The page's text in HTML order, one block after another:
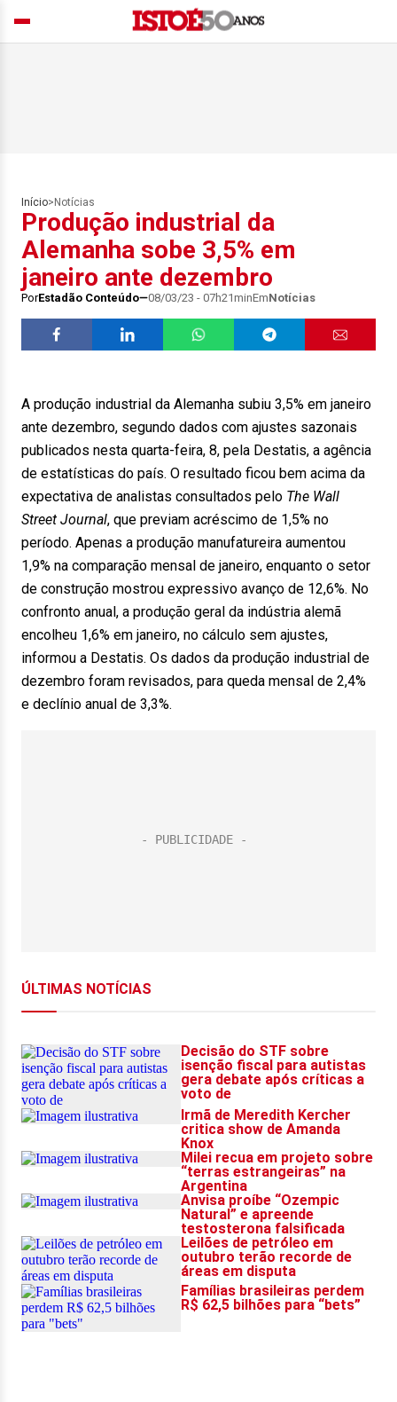
Início> Notícias
Produção industrial da
Alemanha sobe 3,5% em
janeiro ante dezembro
PorEstadão Conteúdo 08/03/23 - 07h21minEmNotícias
A produção industrial da Alemanha subiu 3,5% em janeiro
ante dezembro, segundo dados com ajustes sazonais
publicados nesta quarta-feira, 8, pela Destatis, a agência
de estatísticas do país. O resultado ficou bem acima da
expectativa de analistas consultados pelo The Wall
Street Journal, que previam acréscimo de 1,5% no
período. Apenas a produção manufatureira aumentou
1,9% na comparação mensal de janeiro, enquanto o setor
de construção mostrou expressivo avanço de 12,6%. No
confronto anual, a produção geral da indústria alemã
encolheu 1,6% em janeiro, no cálculo sem ajustes,
informou a Destatis. Os dados da produção industrial de
dezembro foram revisados, para queda mensal de 2,4%
e declínio anual de 3,3%.